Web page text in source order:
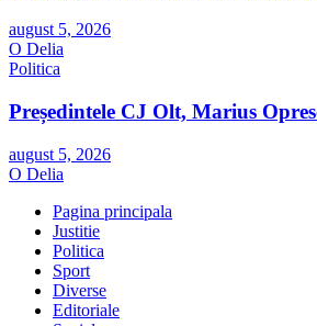
august 5, 2026
O Delia
Politica
Președintele CJ Olt, Marius
august 5, 2026
O Delia
Pagina principala
Justitie
Politica
Sport
Diverse
Editoriale